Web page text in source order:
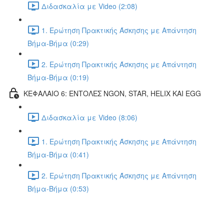
Διδασκαλία με Video (2:08)
1. Ερώτηση Πρακτικής Άσκησης με Απάντηση
Βήμα-Βήμα (0:29)
2. Ερώτηση Πρακτικής Άσκησης με Απάντηση
Βήμα-Βήμα (0:19)
ΚΕΦΑΛΑΙΟ 6: ΕΝΤΟΛΕΣ NGON, STAR, HELIX ΚΑΙ EGG
Διδασκαλία με Video (8:06)
1. Ερώτηση Πρακτικής Άσκησης με Απάντηση
Βήμα-Βήμα (0:41)
2. Ερώτηση Πρακτικής Άσκησης με Απάντηση
Βήμα-Βήμα (0:53)